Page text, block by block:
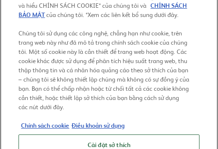
When were you born?
ENTER
và hiểu CHÍNH SÁCH COOKIE* của chúng tôi và CHÍNH SÁCH
BẢO MẬTcủa chúng tôi. *Xem các liên kết bổ sung dưới đây.
Chúng tôi sử dụng các công nghệ, chẳng hạn như cookie, trên
trang web này như đã mô tả trong chính sách cookie của chúng
tôi. Một số cookie này là cần thiết để trang web hoạt động. Các
cookie khác được sử dụng để phân tích hiệu suất trang web, thu
thập thông tin và cá nhân hóa quảng cáo theo sở thích của bạn
– chúng tôi sẽ không thiết lập chúng mà không có sự đồng ý của
bạn. Bạn có thể chấp nhận hoặc từ chối tất cả các cookie không
cần thiết, hoặc thiết lập sở thích của bạn bằng cách sử dụng
các nút dưới đây.
Chính sách cookie Điều khoản sử dụng
Cài đặt sở thích